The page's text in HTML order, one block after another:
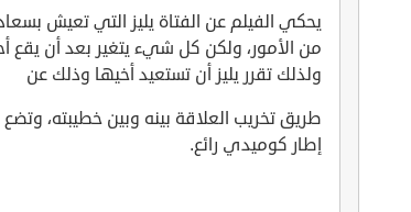
يحكي الفيلم عن الفتاة يليز التي تعيش
من الأمور، ولكن كل شيء يتغير بعد أن
ولذلك تقرر يليز أن تستعيد أخيها وذلك عن
طريق تخريب العلاقة بينه وبين خطيبته،
إطار كوميدي رائع.